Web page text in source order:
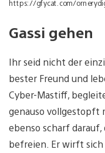
https://gfycat.com/
Gassi gehen
Ihr seid nicht der
bester Freund und
Cyber-Mastiff,
genauso vollgestopft
ebenso scharf darauf,
befreien. Er wirft